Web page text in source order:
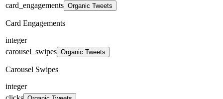
card_engagements Organic Tweets
Card Engagements
integer
carousel_swipes Organic Tweets
Carousel Swipes
integer